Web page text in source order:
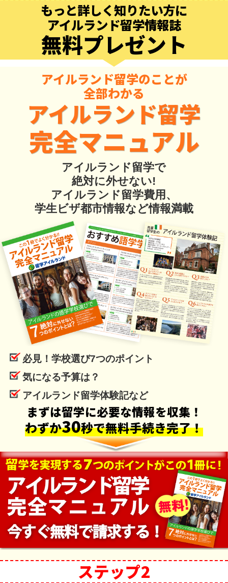
もっと詳しく知りたい方に
アイルランド留学情報誌
無料プレゼント
アイルランド留学のことが
全部わかる
アイルランド留学
完全マニュアル
アイルランド留学で
絶対に外せない!
アイルランド留学費用、
学生ビザ都市情報など情報満載
必見！学校選び7つのポイント
気になる予算は？
アイルランド留学体験記など
まずは留学に必要な情報を収集！
わずか30秒で無料手続き完了！
ステップ2